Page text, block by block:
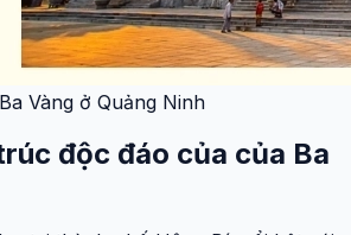
Vàng ở Quảng Ninh
độc đáo của của Ba